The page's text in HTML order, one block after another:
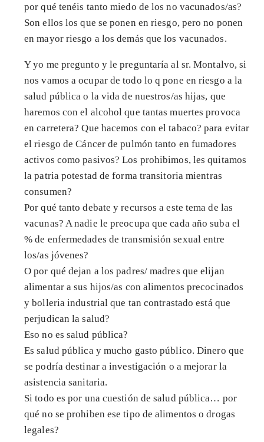
por qué tenéis tanto miedo de los no vacunados/as?
Son ellos los que se ponen en riesgo, pero no ponen
en mayor riesgo a los demás que los vacunados.
Y yo me pregunto y le preguntaría al sr. Montalvo, si
nos vamos a ocupar de todo lo q pone en riesgo a la
salud pública o la vida de nuestros/as hijas, que
haremos con el alcohol que tantas muertes provoca
en carretera? Que hacemos con el tabaco? para evitar
el riesgo de Cáncer de pulmón tanto en fumadores
activos como pasivos? Los prohibimos, les quitamos
la patria potestad de forma transitoria mientras
consumen?
Por qué tanto debate y recursos a este tema de las
vacunas? A nadie le preocupa que cada año suba el
% de enfermedades de transmisión sexual entre
los/as jóvenes?
O por qué dejan a los padres/ madres que elijan
alimentar a sus hijos/as con alimentos precocinados
y bolleria industrial que tan contrastado está que
perjudican la salud?
Eso no es salud pública?
Es salud pública y mucho gasto público. Dinero que
se podría destinar a investigación o a mejorar la
asistencia sanitaria.
Si todo es por una cuestión de salud pública… por
qué no se prohiben ese tipo de alimentos o drogas
legales?